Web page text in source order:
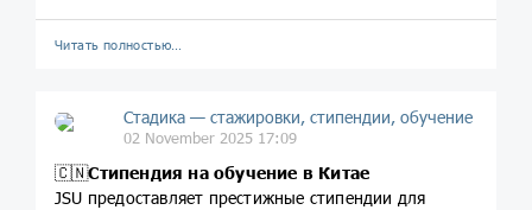
Читать полностью…
Стадика — стажировки, стипендии, обучение
02 November 2025 17:09
🇨🇳Cтипендия на обучение в Китае
JSU предоставляет престижные стипендии для